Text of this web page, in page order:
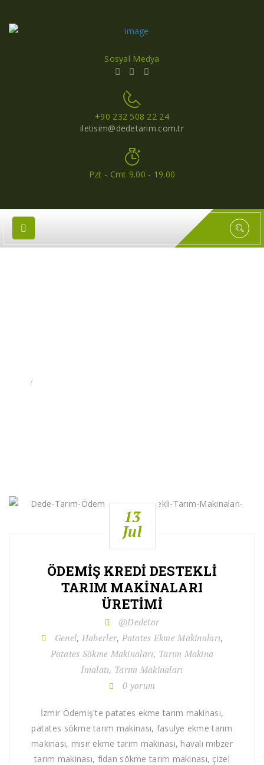
Sosyal Medya
+90 232 508 22 24
iletisim@dedetarim.com.tr
Pzt - Cmt 9.00 - 19.00
13
Jul
ÖDEMIŞ KREDI DESTEKLI
TARIM MAKINALARI
ÜRETIMI
@Dedetar
Genel, Haberler, Patates Ekme Makinaları,
Patates Sökme Makinaları, Tarım Makina
İmalatı, Tarım Makinaları
0 yorum
İzmir Ödemiş'te patates ekme tarım makinası,
patates sökme tarım makinası, fasulye ekme tarım
makinası, mısır ekme tarım makinası, havalı mibzer
tarım makinası, fidan sökme tarım makinası, çizel